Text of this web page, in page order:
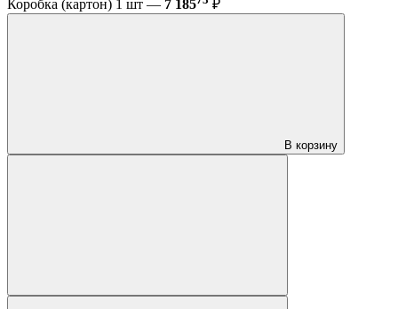
Коробка (картон) 1 шт — 7 185 ₽
В корзину